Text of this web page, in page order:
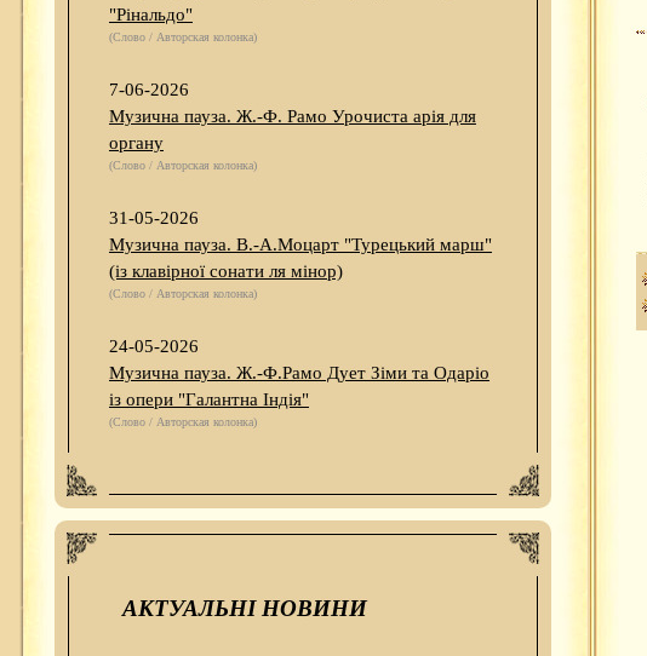
"Рінальдо"
(Слово / Авторская колонка)
7-06-2026
Музична пауза. Ж.-Ф. Рамо Урочиста арія для
органу
(Слово / Авторская колонка)
31-05-2026
Музична пауза. В.-А.Моцарт "Турецький марш"
(із клавірної сонати ля мінор)
(Слово / Авторская колонка)
24-05-2026
Музична пауза. Ж.-Ф.Рамо Дует Зіми та Одаріо
із опери "Галантна Індія"
(Слово / Авторская колонка)
АКТУАЛЬНІ НОВИНИ